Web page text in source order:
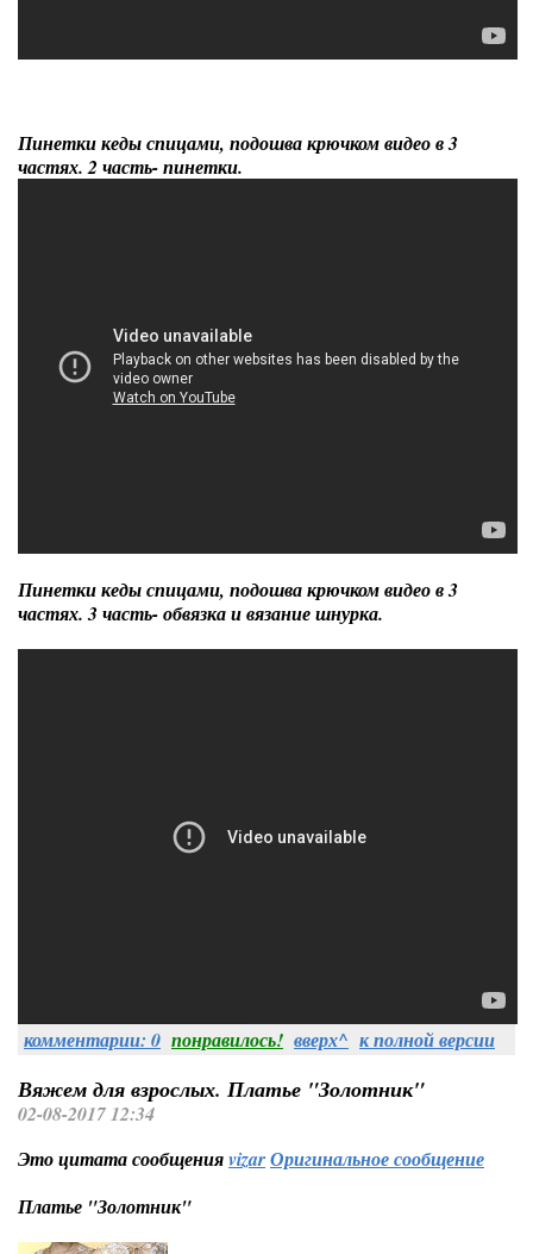
Пинетки кеды спицами, подошва крючком видео в 3
частях. 2 часть- пинетки.
Пинетки кеды спицами, подошва крючком видео в 3
частях. 3 часть- обвязка и вязание шнурка.
комментарии: 0 понравилось! вверх^ к полной версии
Вяжем для взрослых. Платье "Золотник"
02-08-2017 12:34
Это цитата сообщенияvizarОригинальное сообщение
Платье "Золотник"